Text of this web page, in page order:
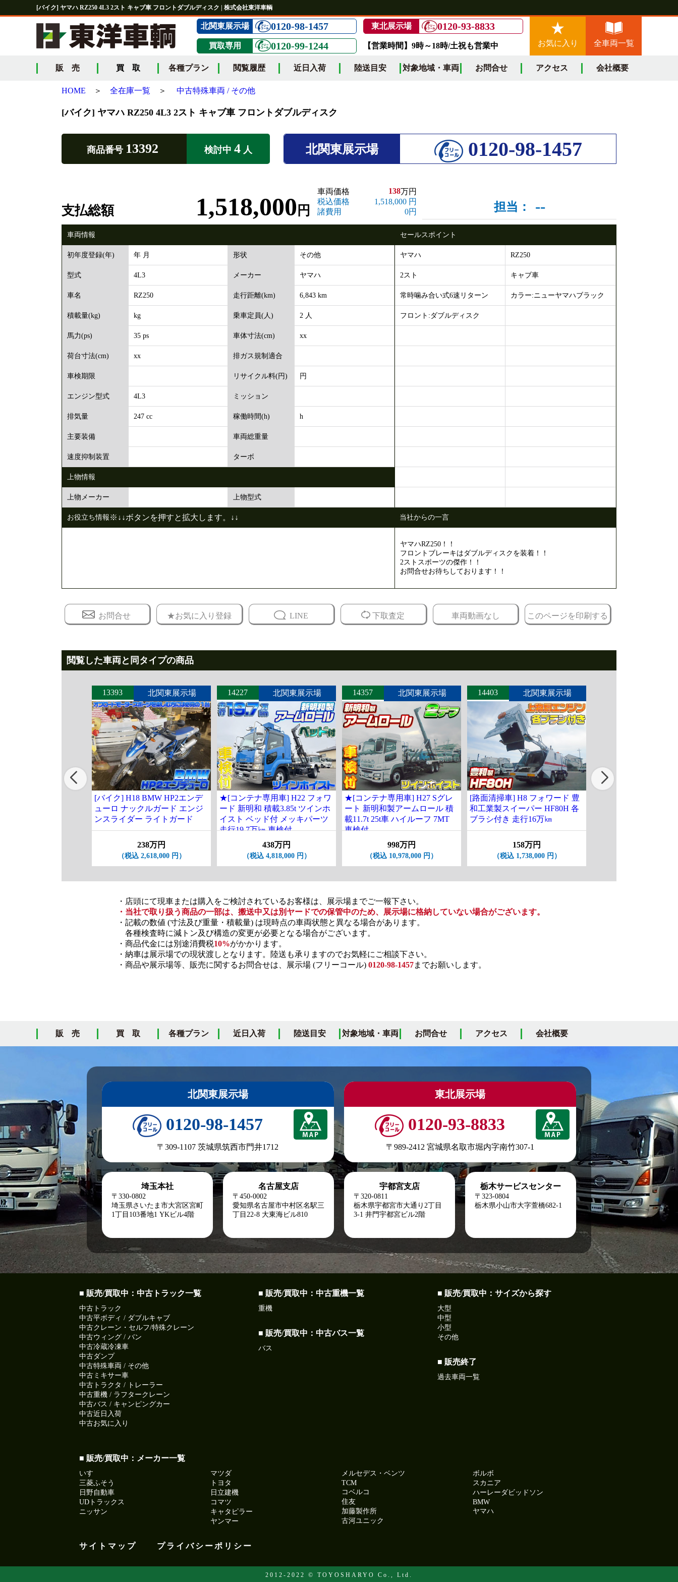
[バイク] ヤマハ RZ250 4L3 2スト キャブ車 フロントダブルディスク | 株式会社東洋車輌
北関東展示場 0120-98-1457 東北展示場 0120-93-8833
買取専用 0120-99-1244 【営業時間】9時～18時/土祝も営業中 お気に入り 全車両一覧
販 売 買 取 各種プラン 閲覧履歴 近日入荷 陸送目安 対象地域・車両 お問合せ アクセス 会社概要
HOME ＞ 全在庫一覧 ＞ 中古特殊車両 / その他
[バイク] ヤマハ RZ250 4L3 2スト キャブ車 フロントダブルディスク
商品番号 13392 検討中 4 人 北関東展示場 0120-98-1457
支払総額 1,518,000 円
車両価格 138万円
税込価格
1,518,000 円
諸費用
0円 担当： --
車両情報
初年度登録(年) 年 月 形状 その他
型式 4L3 メーカー ヤマハ
車名 RZ250 走行距離(km) 6,843 km
積載量(kg) kg 乗車定員(人) 2 人
馬力(ps) 35 ps 車体寸法(cm) xx
荷台寸法(cm) xx 排ガス規制適合
車検期限 リサイクル料(円) 円
エンジン型式 4L3 ミッション
排気量 247 cc 稼働時間(h) h
主要装備 車両総重量
速度抑制装置 ターボ
上物情報
上物メーカー 上物型式
セールスポイント
ヤマハ RZ250
2スト キャブ車
常時噛み合い式6速リターン カラー:ニューヤマハブラック
フロント:ダブルディスク
お役立ち情報 ※↓↓ボタンを押すと拡大します。↓↓ 当社からの一言
ヤマハRZ250！！
フロントブレーキはダブルディスクを装着！！
2ストスポーツの傑作！！
お問合せお待ちしております！！
お問合せ ★お気に入り登録 LINE 下取査定 車両動画なし このページを印刷する
閲覧した車両と同タイプの商品
13393 北関東展示場
[バイク] H18 BMW HP2エンデ
ューロ ナックルガード エンジ
ンスライダー ライトガード
238万円
（税込 2,618,000 円）
14227 北関東展示場
★[コンテナ専用車] H22 フォワ
ード 新明和 積載3.85t ツインホ
イスト ベッド付 メッキパーツ
走行19.7万㎞ 車検付
438万円
（税込 4,818,000 円）
14357 北関東展示場
★[コンテナ専用車] H27 Sグレ
ート 新明和製アームロール 積
載11.7t 25t車 ハイルーフ 7MT
車検付
998万円
（税込 10,978,000 円）
14403 北関東展示場
[路面清掃車] H8 フォワード 豊
和工業製スイーパー HF80H 各
ブラシ付き 走行16万㎞
158万円
（税込 1,738,000 円）
・店頭にて現車または購入をご検討されているお客様は、展示場までご一報下さい。
・当社で取り扱う商品の一部は、搬送中又は別ヤードでの保管中のため、展示場に格納していない場合がございます。
・記載の数値 (寸法及び重量・積載量) は現時点の車両状態と異なる場合があります。
各種検査時に減トン及び構造の変更が必要となる場合がございます。
・商品代金には別途消費税10%がかかります。
・納車は展示場での現状渡しとなります。陸送も承りますのでお気軽にご相談下さい。
・商品や展示場等、販売に関するお問合せは、展示場 (フリーコール) 0120-98-1457までお願いします。
販 売 買 取 各種プラン 近日入荷 陸送目安 対象地域・車両 お問合せ アクセス 会社概要
北関東展示場
0120-98-1457
〒309-1107 茨城県筑西市門井1712
東北展示場
0120-93-8833
〒989-2412 宮城県名取市堀内字南竹307-1
埼玉本社
〒330-0802
埼玉県さいたま市大宮区宮町
1丁目103番地1 YKビル4階
名古屋支店
〒450-0002
愛知県名古屋市中村区名駅三
丁目22-8 大東海ビル810
宇都宮支店
〒320-0811
栃木県宇都宮市大通り2丁目
3-1 井門宇都宮ビル2階
栃木サービスセンター
〒323-0804
栃木県小山市大字萱橋682-1
■ 販売/買取中：中古トラック一覧
中古トラック
中古平ボディ / ダブルキャブ
中古クレーン・セルフ/特殊クレーン
中古ウィング / バン
中古冷蔵冷凍車
中古ダンプ
中古特殊車両 / その他
中古ミキサー車
中古トラクタ / トレーラー
中古重機 / ラフタークレーン
中古バス / キャンピングカー
中古近日入荷
中古お気に入り
■ 販売/買取中：中古重機一覧
重機
■ 販売/買取中：中古バス一覧
バス
■ 販売/買取中：サイズから探す
大型
中型
小型
その他
■ 販売終了
過去車両一覧
■ 販売/買取中：メーカー一覧
いすゞ
三菱ふそう
日野自動車
UDトラックス
ニッサン
マツダ
トヨタ
日立建機
コマツ
キャタピラー
ヤンマー
メルセデス・ベンツ
TCM
コベルコ
住友
加藤製作所
古河ユニック
ボルボ
スカニア
ハーレーダビッドソン
BMW
ヤマハ
サイトマップ プライバシーポリシー
2012-2022 © TOYOSHARYO Co., Ltd.